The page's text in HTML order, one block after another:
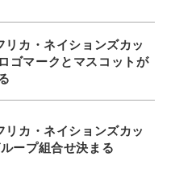
カ・ネイションズカッ
ゴマークとマスコットが
カ・ネイションズカッ
ープ組合せ決まる